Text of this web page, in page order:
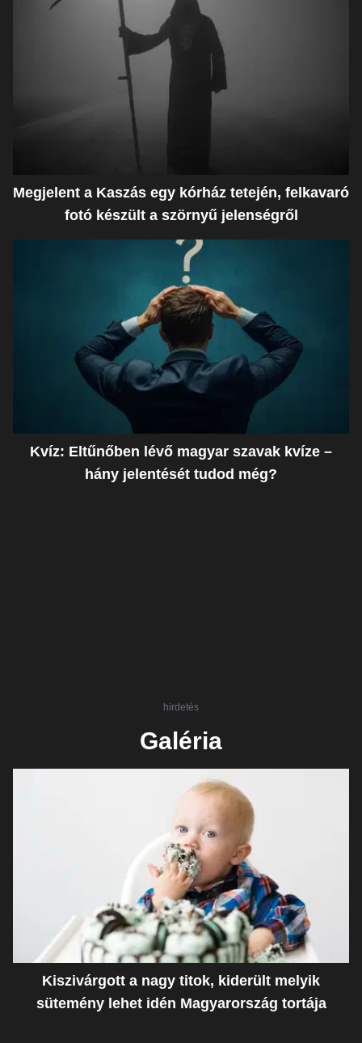
Megjelent a Kaszás egy kórház tetején, felkavaró
fotó készült a szörnyű jelenségről
Kvíz: Eltűnőben lévő magyar szavak kvíze –
hány jelentését tudod még?
hirdetés
Galéria
Kiszivárgott a nagy titok, kiderült melyik
sütemény lehet idén Magyarország tortája